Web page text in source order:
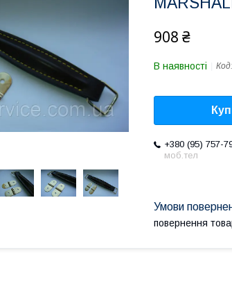
908 ₴
В наявності Код:
+380 (95) 757-
моб.тел
повернення